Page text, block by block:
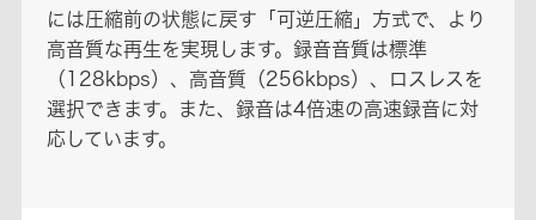
には圧縮前の状態に戻す「可逆圧縮」方式で、より
高音質な再生を実現します。録音音質は標準
（128kbps）、高音質（256kbps）、ロスレスを
選択できます。また、録音は4倍速の高速録音に対
応しています。